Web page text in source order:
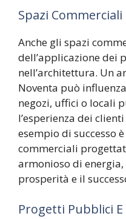
Spazi Commerciali
Anche gli spazi
dell’applicazione dei
nell’architettura. Un
Noventa può
negozi, uffici o locali
l’esperienza dei
esempio di successo
commerciali
armonioso di
prosperità e il
Progetti Pubblici